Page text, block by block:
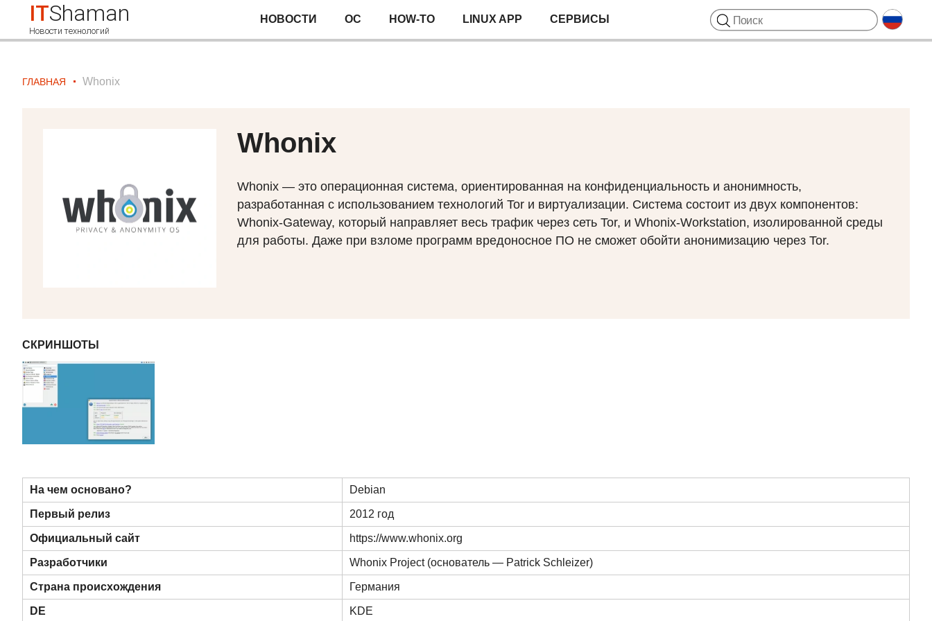
ITShaman
Новости технологий
НОВОСТИ ОС HOW-TO LINUX APP СЕРВИСЫ
ГЛАВНАЯ Whonix
Whonix
Whonix — это операционная система, ориентированная на конфиденциальность и анонимность,
разработанная с использованием технологий Tor и виртуализации. Система состоит из двух компонентов:
Whonix-Gateway, который направляет весь трафик через сеть Tor, и Whonix-Workstation, изолированной среды
для работы. Даже при взломе программ вредоносное ПО не сможет обойти анонимизацию через Tor.
СКРИНШОТЫ
На чем основано? Debian
Первый релиз 2012 год
Официальный сайт https://www.whonix.org
Разработчики Whonix Project (основатель — Patrick Schleizer)
Страна происхождения Германия
DE KDE